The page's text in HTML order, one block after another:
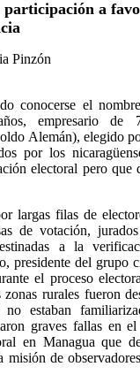
participación a
Pinzón
conocerse el
empresario
Alemán), elegido
por los
electoral pero que
largas filas de
de votación,
a la
presidente del grupo
el proceso
rurales fueron
estaban
graves fallas en
en Managua que
misión de